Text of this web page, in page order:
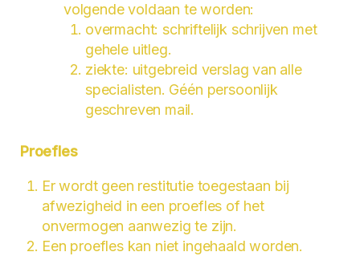
volgende voldaan te worden:
overmacht: schriftelijk schrijven met
gehele uitleg.
ziekte: uitgebreid verslag van alle
specialisten. Géén persoonlijk
geschreven mail.
Proefles
Er wordt geen restitutie toegestaan bij
afwezigheid in een proefles of het
onvermogen aanwezig te zijn.
Een proefles kan niet ingehaald worden.